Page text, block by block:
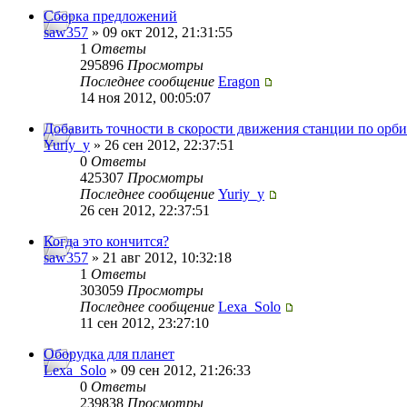
Сборка предложений
saw357 » 09 окт 2012, 21:31:55
1 Ответы
295896 Просмотры
Последнее сообщение Eragon
14 ноя 2012, 00:05:07
Добавить точности в скорости движения станции по
Yuriy_y » 26 сен 2012, 22:37:51
0 Ответы
425307 Просмотры
Последнее сообщение Yuriy_y
26 сен 2012, 22:37:51
Когда это кончится?
saw357 » 21 авг 2012, 10:32:18
1 Ответы
303059 Просмотры
Последнее сообщение Lexa_Solo
11 сен 2012, 23:27:10
Оборудка для планет
Lexa_Solo » 09 сен 2012, 21:26:33
0 Ответы
239838 Просмотры